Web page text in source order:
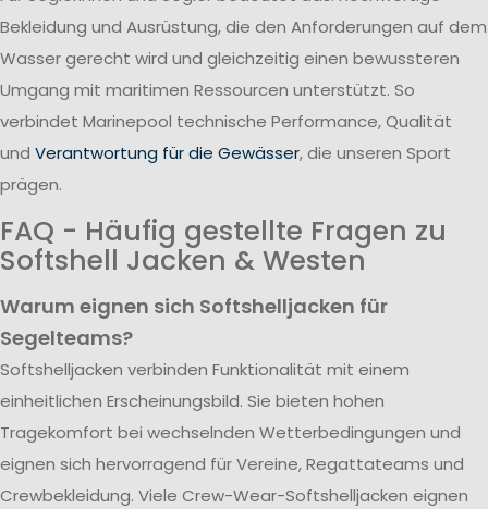
Bekleidung und Ausrüstung, die den Anforderungen auf dem
Wasser gerecht wird und gleichzeitig einen bewussteren
Umgang mit maritimen Ressourcen unterstützt. So
verbindet Marinepool technische Performance, Qualität
und Verantwortung für die Gewässer, die unseren Sport
prägen.
FAQ - Häufig gestellte Fragen zu
Softshell Jacken & Westen
Warum eignen sich Softshelljacken für
Segelteams?
Softshelljacken verbinden Funktionalität mit einem
einheitlichen Erscheinungsbild. Sie bieten hohen
Tragekomfort bei wechselnden Wetterbedingungen und
eignen sich hervorragend für Vereine, Regattateams und
Crewbekleidung. Viele Crew-Wear-Softshelljacken eignen